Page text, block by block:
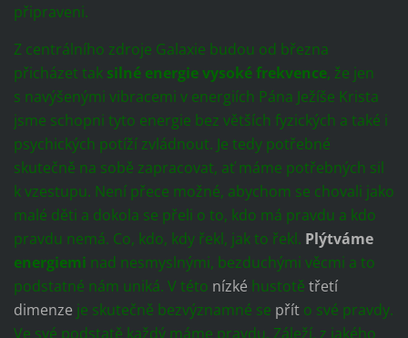
připraveni.
Z centrálního zdroje Galaxie budou od března
přicházet tak silné energie vysoké frekvence, že jen
s navýšenými vibracemi v energiích Pána Ježíše Krista
jsme schopni tyto energie bez větších fyzických a také i
psychických potíží zvládnout. Je tedy potřebné
skutečně na sobě zapracovat, ať máme potřebných sil
k vzestupu. Není přece možné, abychom se chovali jako
malé děti a dokola se přeli o to, kdo má pravdu a kdo
pravdu nemá. Co, kdo, kdy řekl, jak to řekl. Plýtváme
energiemi nad nesmyslnými, bezduchými věcmi a to
podstatné nám uniká. V této nízké hustotě třetí
dimenze je skutečně bezvýznamné se příto své pravdy.
Ve své podstatě každý máme pravdu. Záleží, z jakého